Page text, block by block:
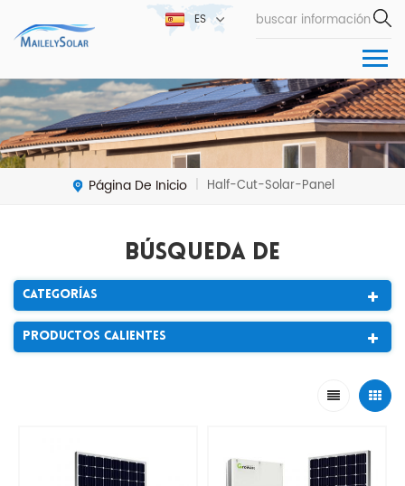
ES
Página De Inicio | Half-Cut-Solar-Panel
Búsqueda De
Categorías
Productos Calientes